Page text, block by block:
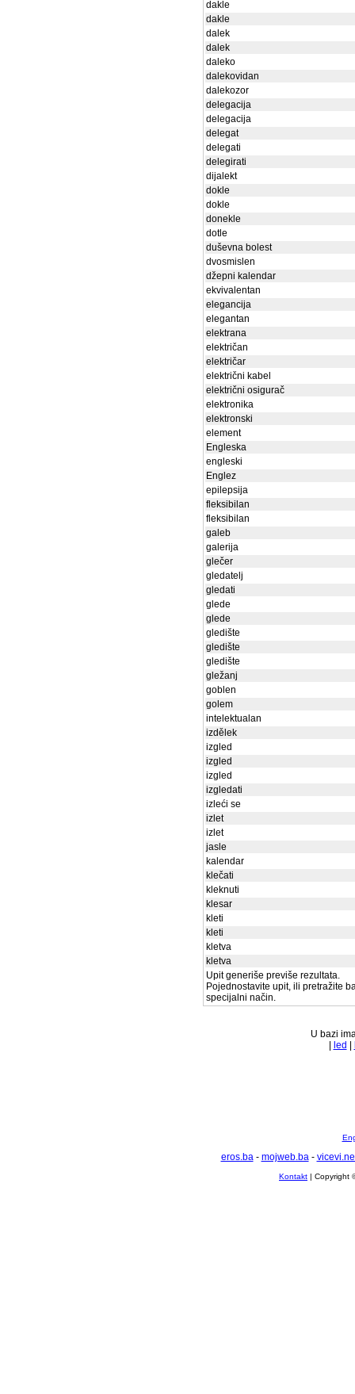
dakle
dakle
dalek
dalek
daleko
dalekovidan
dalekozor
delegacija
delegacija
delegat
delegati
delegirati
dijalekt
dokle
dokle
donekle
dotle
duševna bolest
dvosmislen
džepni kalendar
ekvivalentan
elegancija
elegantan
elektrana
električan
električar
električni kabel
električni osigurač
elektronika
elektronski
element
Engleska
engleski
Englez
epilepsija
fleksibilan
fleksibilan
galeb
galerija
glečer
gledatelj
gledati
glede
glede
gledište
gledište
gledište
gležanj
goblen
golem
intelektualan
izdělek
izgled
izgled
izgled
izgledati
izleći se
izlet
izlet
jasle
kalendar
klečati
kleknuti
klesar
kleti
kleti
kletva
kletva
Upit generiše previše rezultata.
Pojednostavite upit, ili pretražite
specijalni način.
U bazi
led
eros.ba- mojweb.ba-
Kontakt | Copyright